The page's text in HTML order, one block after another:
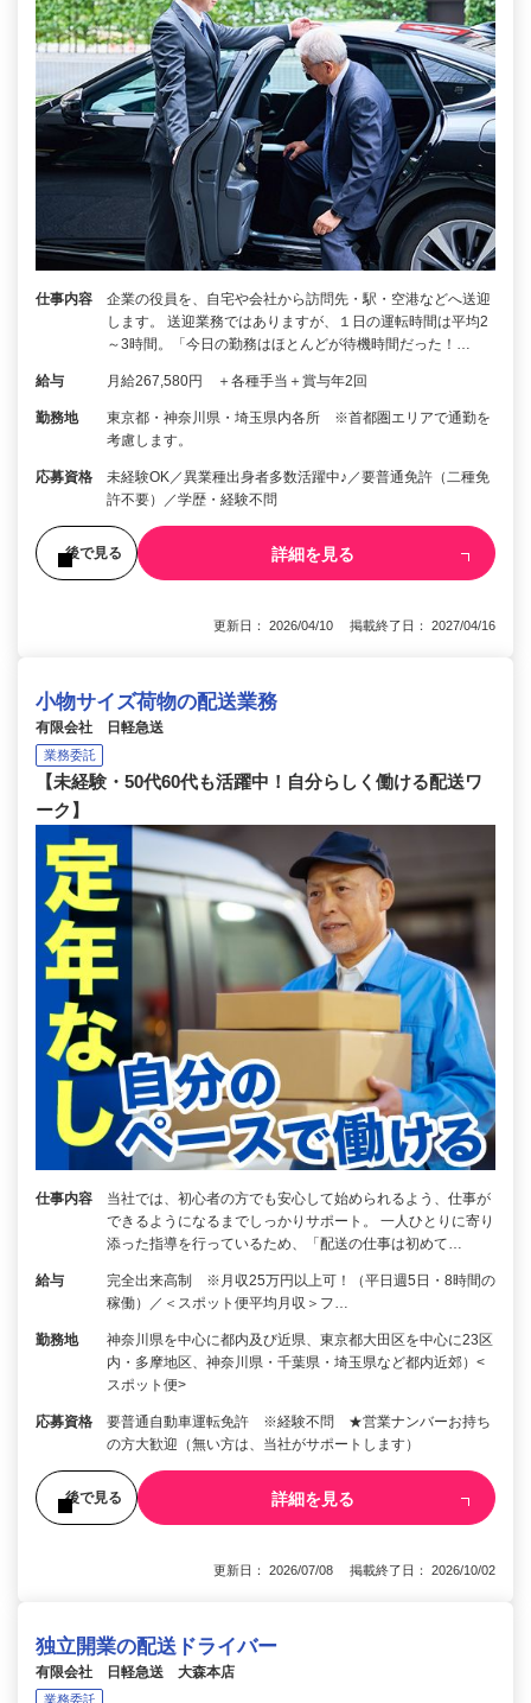
仕事内容
企業の役員を、自宅や会社から訪問先・駅・空港などへ送迎
します。 送迎業務ではありますが、１日の運転時間は平均2
～3時間。「今日の勤務はほとんどが待機時間だった！…
給与 月給267,580円 ＋各種手当＋賞与年2回
勤務地
東京都・神奈川県・埼玉県内各所 ※首都圏エリアで通勤を
考慮します。
応募資格
未経験OK／異業種出身者多数活躍中♪／要普通免許（二種免
許不要）／学歴・経験不問
後で見る 詳細を見る
更新日： 2026/04/10 掲載終了日： 2027/04/16
小物サイズ荷物の配送業務
有限会社 日軽急送
業務委託
【未経験・50代60代も活躍中！自分らしく働ける配送ワ
ーク】
仕事内容
当社では、初心者の方でも安心して始められるよう、仕事が
できるようになるまでしっかりサポート。 一人ひとりに寄り
添った指導を行っているため、「配送の仕事は初めて…
給与
完全出来高制 ※月収25万円以上可！（平日週5日・8時間の
稼働）／＜スポット便平均月収＞フ…
勤務地
神奈川県を中心に都内及び近県、東京都大田区を中心に23区
内・多摩地区、神奈川県・千葉県・埼玉県など都内近郊）<
スポット便>
応募資格
要普通自動車運転免許 ※経験不問 ★営業ナンバーお持ち
の方大歓迎（無い方は、当社がサポートします）
後で見る 詳細を見る
更新日： 2026/07/08 掲載終了日： 2026/10/02
独立開業の配送ドライバー
有限会社 日軽急送 大森本店
業務委託